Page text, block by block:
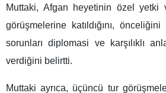
Muttaki, Afgan heyetinin özel yetki
görüşmelerine katıldığını,
sorunları diplomasi ve karşılıklı
verdiğini belirtti.
Muttaki ayrıca, üçüncü tur